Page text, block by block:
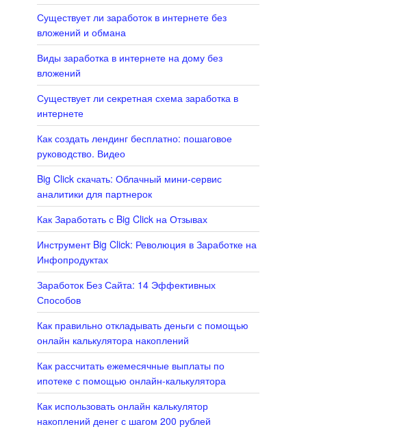
Существует ли заработок в интернете без
вложений и обмана
Виды заработка в интернете на дому без
вложений
Существует ли секретная схема заработка в
интернете
Как создать лендинг бесплатно: пошаговое
руководство. Видео
Big Click скачать: Облачный мини-сервис
аналитики для партнерок
Как Заработать с Big Click на Отзывах
Инструмент Big Click: Революция в Заработке на
Инфопродуктах
Заработок Без Сайта: 14 Эффективных
Способов
Как правильно откладывать деньги с помощью
онлайн калькулятора накоплений
Как рассчитать ежемесячные выплаты по
ипотеке с помощью онлайн-калькулятора
Как использовать онлайн калькулятор
накоплений денег с шагом 200 рублей